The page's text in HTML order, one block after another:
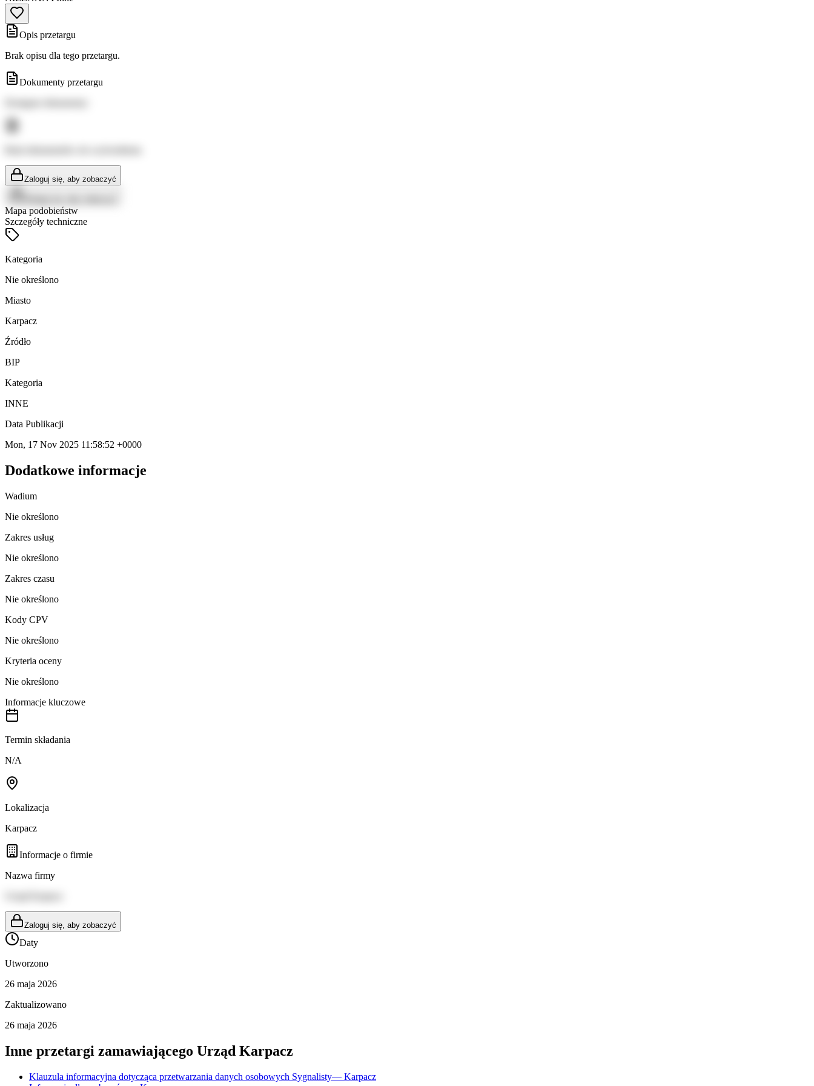
Opis przetargu
Brak opisu dla tego przetargu.
Dokumenty przetargu
Zaloguj się, aby zobaczyć
Mapa podobieństw
Szczegóły techniczne
Kategoria
Nie określono
Miasto
Karpacz
Źródło
BIP
Kategoria
INNE
Data Publikacji
Mon, 17 Nov 2025 11:58:52 +0000
Dodatkowe informacje
Wadium
Nie określono
Zakres usług
Nie określono
Zakres czasu
Nie określono
Kody CPV
Nie określono
Kryteria oceny
Nie określono
Informacje kluczowe
Termin składania
N/A
Lokalizacja
Karpacz
Informacje o firmie
Nazwa firmy
Zaloguj się, aby zobaczyć
Daty
Utworzono
26 maja 2026
Zaktualizowano
26 maja 2026
Inne przetargi zamawiającego Urząd Karpacz
Klauzula informacyjna dotycząca przetwarzania danych osobowych Sygnalisty— Karpacz